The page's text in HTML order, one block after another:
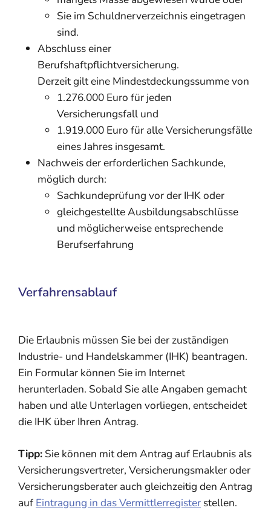
Sie im Schuldnerverzeichnis eingetragen
sind.
Abschluss einer
Berufshaftpflichtversicherung.
Derzeit gilteine Mindestdeckungssumme von
1.276.000 Euro für jeden
Versicherungsfall und
1.919.000 Euro für alle Versicherungsfälle
eines Jahres insgesamt.
Nachweis der erforderlichen Sachkunde,
möglich durch:
Sachkundeprüfung vor der IHK oder
gleichgestellte Ausbildungsabschlüsse
und möglicherweise entsprechende
Berufserfahrung
Verfahrensablauf
Die Erlaubnis müssen Sie bei der zuständigen
Industrie- und Handelskammer (IHK) beantragen.
Ein Formular können Sie im Internet
herunterladen. Sobald Sie alle Angaben gemacht
haben und alle Unterlagen vorliegen, entscheidet
die IHK über Ihren Antrag.
Tipp: Sie können mit dem Antrag auf Erlaubnis als
Versicherungsvertreter, Versicherungsmakler oder
Versicherungsberater auch gleichzeitig den Antrag
auf Eintragung in das Vermittlerregister stellen.